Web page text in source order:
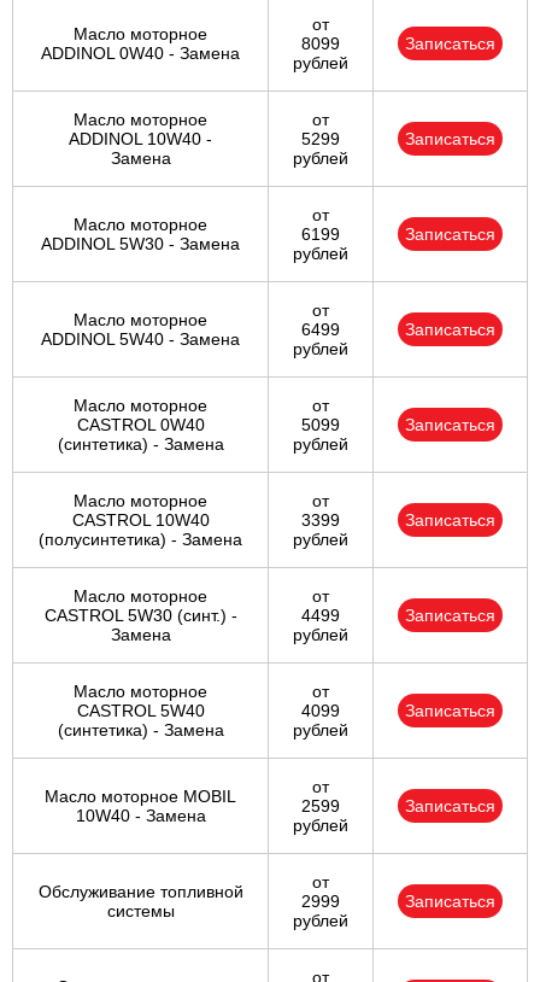
Масло моторное
ADDINOL 0W40 - Замена
от
8099
рублей
Записаться
Масло моторное
ADDINOL 10W40 -
Замена
от
5299
рублей
Записаться
Масло моторное
ADDINOL 5W30 - Замена
от
6199
рублей
Записаться
Масло моторное
ADDINOL 5W40 - Замена
от
6499
рублей
Записаться
Масло моторное
CASTROL 0W40
(синтетика) - Замена
от
5099
рублей
Записаться
Масло моторное
CASTROL 10W40
(полусинтетика) - Замена
от
3399
рублей
Записаться
Масло моторное
CASTROL 5W30 (синт.) -
Замена
от
4499
рублей
Записаться
Масло моторное
CASTROL 5W40
(синтетика) - Замена
от
4099
рублей
Записаться
Масло моторное MOBIL
10W40 - Замена
от
2599
рублей
Записаться
Обслуживание топливной
системы
от
2999
рублей
Записаться
от